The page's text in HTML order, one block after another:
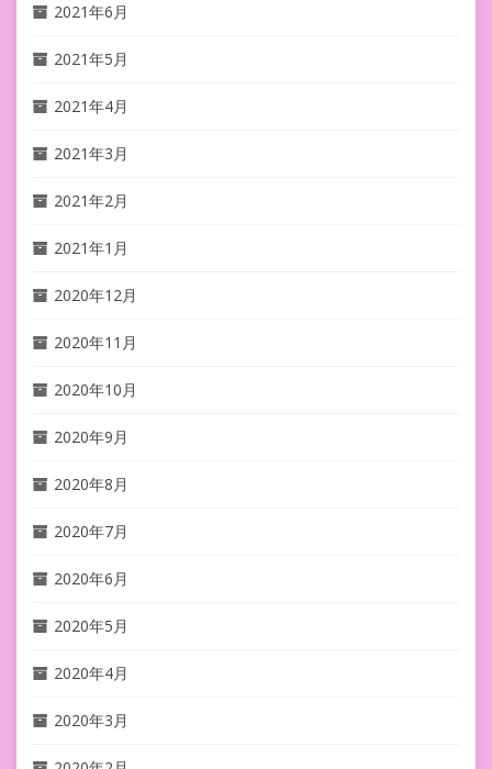
2021年6月
2021年5月
2021年4月
2021年3月
2021年2月
2021年1月
2020年12月
2020年11月
2020年10月
2020年9月
2020年8月
2020年7月
2020年6月
2020年5月
2020年4月
2020年3月